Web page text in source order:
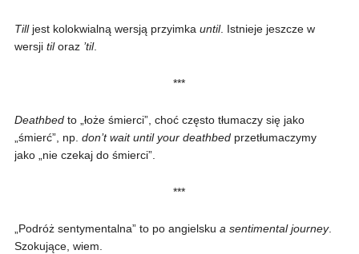
Tilljest kolokwialną wersją przyimka until. Istnieje jeszcze w
wersji tiloraz ’til.
***
Deathbedto „łoże śmierci”, choć często tłumaczy się jako
„śmierć”, np. don’t wait until your deathbedprzetłumaczymy
jako „nie czekaj do śmierci”.
***
„Podróż sentymentalna” to po angielsku a sentimental journey.
Szokujące, wiem.